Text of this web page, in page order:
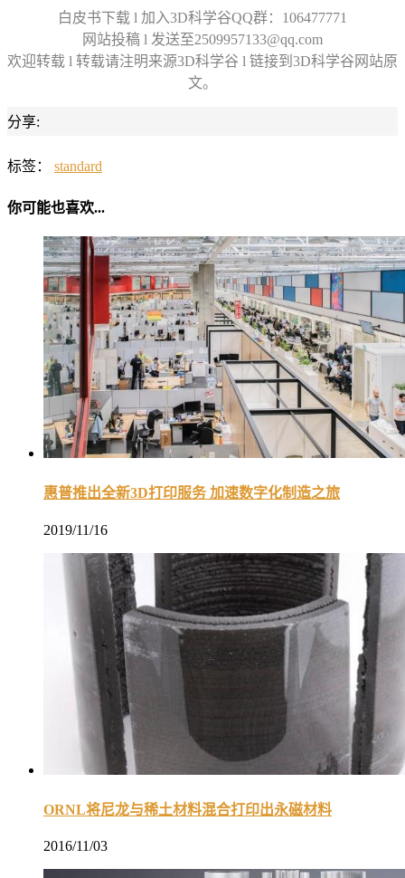
白皮书下载 l 加入3D科学谷QQ群：106477771
网站投稿 l 发送至2509957133@qq.com
欢迎转载 l 转载请注明来源3D科学谷 l 链接到3D科学谷网站原
文。
分享:
标签： standard
你可能也喜欢...
惠普推出全新3D打印服务 加速数字化制造之旅
2019/11/16
ORNL将尼龙与稀土材料混合打印出永磁材料
2016/11/03